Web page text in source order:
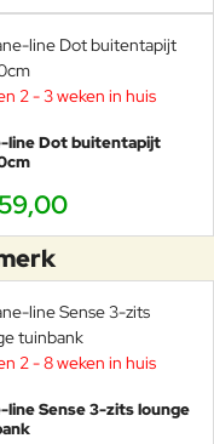
2 - 3 weken in huis
line Dot buitentapijt
2 - 8 weken in huis
line Sense 3-zits lounge